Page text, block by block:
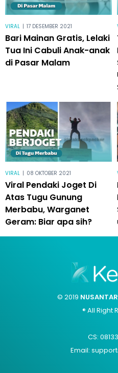
VIRAL | 17 DESEMBER 2021
Bari Mainan Gratis, Lelaki
Tua Ini Cabuli Anak-anak
di Pasar Malam
VIRAL | 08 OKTOBER 2021
Viral Pendaki Joget Di
Atas Tugu Gunung
Merbabu, Warganet
Geram: Biar apa sih?
© 2019
® All Right
CS:
Email: